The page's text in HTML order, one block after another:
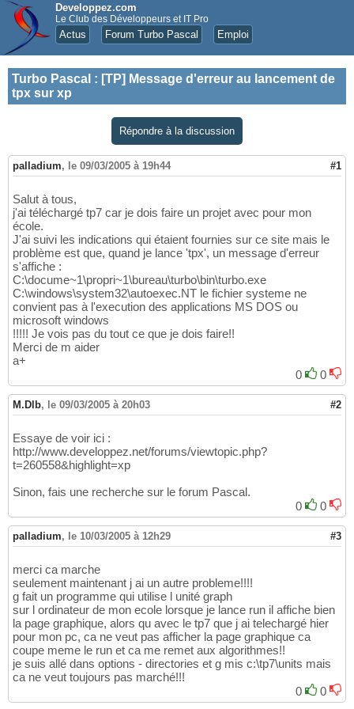
Developpez.com
Le Club des Développeurs et IT Pro
Actus Forum Turbo Pascal Emploi
Turbo Pascal : [TP] Message d'erreur au lancement de
tpx sur xp
Répondre à la discussion
palladium, le 09/03/2005 à 19h44 #1
Salut à tous,
j'ai téléchargé tp7 car je dois faire un projet avec pour mon
école.
J'ai suivi les indications qui étaient fournies sur ce site mais le
problème est que, quand je lance 'tpx', un message d'erreur
s'affiche :
C:\docume~1\propri~1\bureau\turbo\bin\turbo.exe
C:\windows\system32\autoexec.NT le fichier systeme ne
convient pas à l'execution des applications MS DOS ou
microsoft windows
!!!!! Je vois pas du tout ce que je dois faire!!
Merci de m aider
a+
0
0
M.Dlb, le 09/03/2005 à 20h03 #2
Essaye de voir ici :
http://www.developpez.net/forums/viewtopic.php?
t=260558&highlight=xp
Sinon, fais une recherche sur le forum Pascal.
0
0
palladium, le 10/03/2005 à 12h29 #3
merci ca marche
seulement maintenant j ai un autre probleme!!!!
g fait un programme qui utilise l unité graph
sur l ordinateur de mon ecole lorsque je lance run il affiche bien
la page graphique, alors qu avec le tp7 que j ai telechargé hier
pour mon pc, ca ne veut pas afficher la page graphique ca
coupe meme le run et ca me remet aux algorithmes!!
je suis allé dans options - directories et g mis c:\tp7\units mais
ca ne veut toujours pas marché!!!
0
0